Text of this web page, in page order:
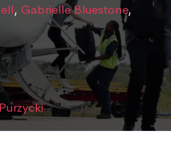
, Gabrielle Bluestone,